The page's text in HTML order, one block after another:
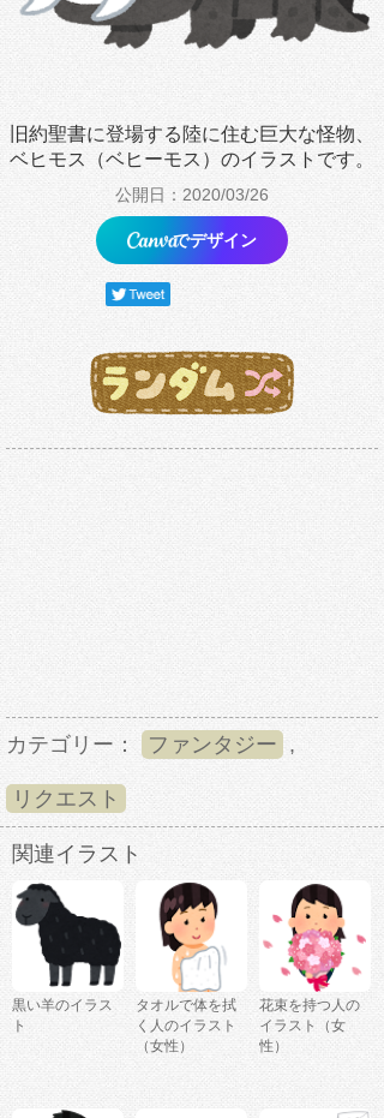
旧約聖書に登場する陸に住む巨大な怪物、
ベヒモス（ベヒーモス）のイラストです。
公開日：2020/03/26
でデザイン
カテゴリー： ファンタジー ,
リクエスト
関連イラスト
黒い羊のイラス
ト
タオルで体を拭
く人のイラスト
（女性）
花束を持つ人の
イラスト（女
性）